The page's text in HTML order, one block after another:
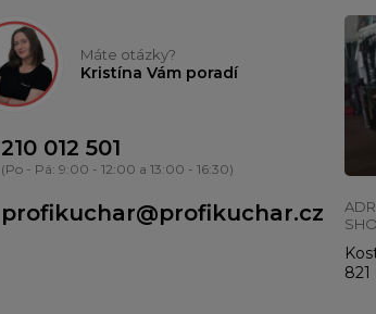
Máte otázky?
Kristína Vám poradí
210 012 501
(Po - Pá: 9:00 - 12:00 a 13:00 - 16:30)
profikuchar@profikuchar.cz